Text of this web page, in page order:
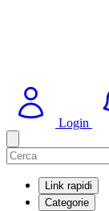
Login
Link rapidi
Categorie